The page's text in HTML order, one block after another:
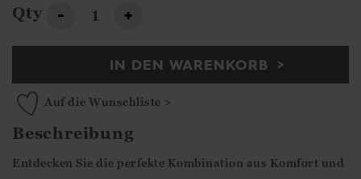
Qty - +
IN DEN WARENKORB
Auf die Wunschliste >
Beschreibung
Entdecken Sie die perfekte Kombination aus Komfort und